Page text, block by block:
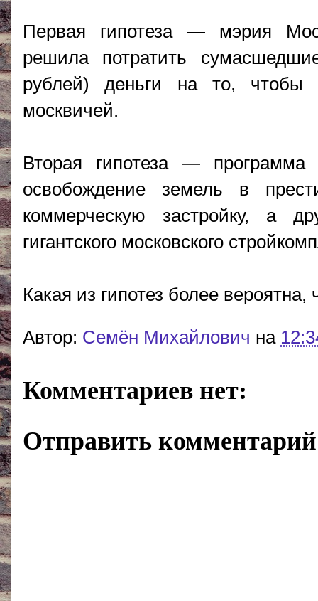
Первая гипотеза — мэрия
решила потратить
рублей) деньги на то, чтобы
москвичей.
Вторая гипотеза —
освобождение земель в
коммерческую застройку, а
гигантского московского
Какая из гипотез более
Автор: Cемён Михайлович на
Комментариев нет:
Отправить комментарий